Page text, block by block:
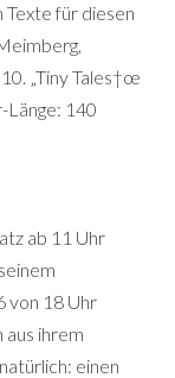
für diesen
„Tiny Tales†œ
Länge: 140
ab 11 Uhr
von 18 Uhr
ihrem
einen